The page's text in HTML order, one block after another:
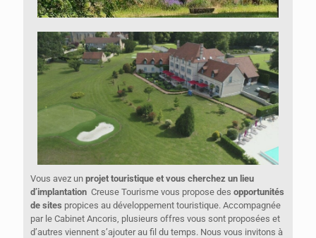
Vous avez un projet touristique et vous cherchez un lieu
d’implantation Creuse Tourisme vous propose des opportunités
de sites propices au développement touristique. Accompagnée
par le Cabinet Ancoris, plusieurs offres vous sont proposées et
d’autres viennent s’ajouter au fil du temps. Nous vous invitons à